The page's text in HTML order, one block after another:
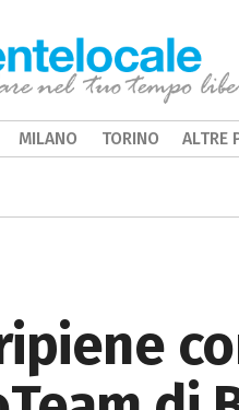
MILANO TORINO ALTRE